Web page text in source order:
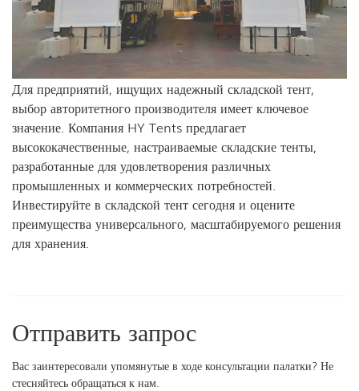
Для предприятий, ищущих надежный складской тент,
выбор авторитетного производителя имеет ключевое
значение. Компания HY Tents предлагает
высококачественные, настраиваемые складские тенты,
разработанные для удовлетворения различных
промышленных и коммерческих потребностей.
Инвестируйте в складской тент сегодня и оцените
преимущества универсального, масштабируемого решения
для хранения.
Отправить запрос
Вас заинтересовали упомянутые в ходе консультации палатки? Не
стесняйтесь обращаться к нам.